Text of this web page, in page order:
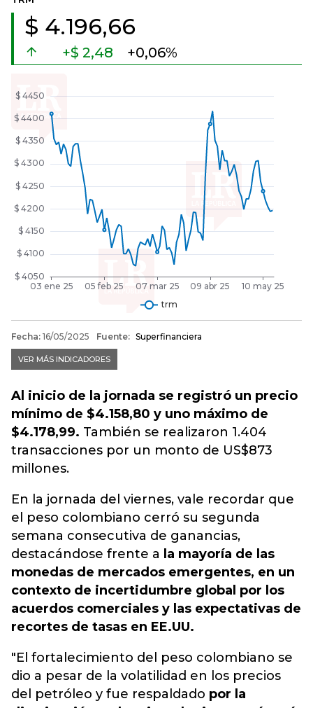
Al inicio de la jornada se registró un precio
mínimo de $4.158,80 y uno máximo de
$4.178,99. También se realizaron 1.404
transacciones por un monto de US$873
millones.
En la jornada del viernes, vale recordar que
el peso colombiano cerró su segunda
semana consecutiva de ganancias,
destacándose frente a la mayoría de las
monedas de mercados emergentes, en un
contexto de incertidumbre global por los
acuerdos comerciales y las expectativas de
recortes de tasas en EE.UU.
"El fortalecimiento del peso colombiano se
dio a pesar de la volatilidad en los precios
del petróleo y fue respaldado por la